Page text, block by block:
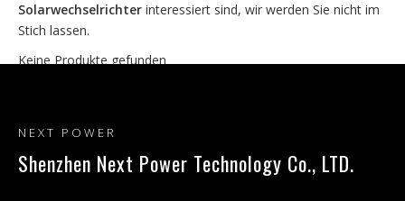
Solarwechselrichter interessiert sind, wir werden Sie nicht im
Stich lassen.
Keine Produkte gefunden
NEXT POWER
Shenzhen Next Power Technology Co., LTD.